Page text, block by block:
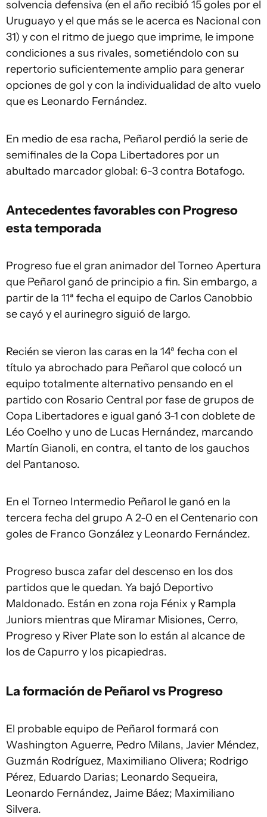
solvencia defensiva (en el año recibió 15 goles por el
Uruguayo y el que más se le acerca es Nacional con
31) y con el ritmo de juego que imprime, le impone
condiciones a sus rivales, sometiéndolo con su
repertorio suficientemente amplio para generar
opciones de gol y con la individualidad de alto vuelo
que es Leonardo Fernández.
En medio de esa racha, Peñarol perdió la serie de
semifinales de la Copa Libertadores por un
abultado marcador global: 6-3 contra Botafogo.
Antecedentes favorables con Progreso
esta temporada
Progreso fue el gran animador del Torneo Apertura
que Peñarol ganó de principio a fin. Sin embargo, a
partir de la 11ª fecha el equipo de Carlos Canobbio
se cayó y el aurinegro siguió de largo.
Recién se vieron las caras en la 14ª fecha con el
título ya abrochado para Peñarol que colocó un
equipo totalmente alternativo pensando en el
partido con Rosario Central por fase de grupos de
Copa Libertadores e igual ganó 3-1 con doblete de
Léo Coelho y uno de Lucas Hernández, marcando
Martín Gianoli, en contra, el tanto de los gauchos
del Pantanoso.
En el Torneo Intermedio Peñarol le ganó en la
tercera fecha del grupo A 2-0 en el Centenario con
goles de Franco González y Leonardo Fernández.
Progreso busca zafar del descenso en los dos
partidos que le quedan. Ya bajó Deportivo
Maldonado. Están en zona roja Fénix y Rampla
Juniors mientras que Miramar Misiones, Cerro,
Progreso y River Plate son lo están al alcance de
los de Capurro y los picapiedras.
La formación de Peñarol vs Progreso
El probable equipo de Peñarol formará con
Washington Aguerre, Pedro Milans, Javier Méndez,
Guzmán Rodríguez, Maximiliano Olivera; Rodrigo
Pérez, Eduardo Darias; Leonardo Sequeira,
Leonardo Fernández, Jaime Báez; Maximiliano
Silvera.